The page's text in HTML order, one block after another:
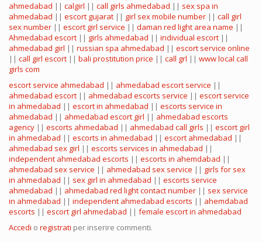
ahmedabad || calgirl || call girls ahmedabad || sex spa in
ahmedabad || escort gujarat || girl sex mobile number || call girl
sex number || escort girl service || daman red light area name ||
Ahmedabad escort || girls ahmedabad || individual escort ||
ahmedabad girl || russian spa ahmedabad || escort service online
|| call girl escort || bali prostitution price || call grl || www local call
girls com
escort service ahmedabad || ahmedabad escort service ||
ahmedabad escort || ahmedabad escorts service || escort service
in ahmedabad || escort in ahmedabad || escorts service in
ahmedabad || ahmedabad escort girl || ahmedabad escorts
agency || escorts ahmedabad || ahmedabad call girls || escort girl
in ahmedabad || escorts in ahmedabad || escort ahmedabad ||
ahmedabad sex girl || escorts services in ahmedabad ||
independent ahmedabad escorts || escorts in ahemdabad ||
ahmedabad sex service || ahmedabad sex service || girls for sex
in ahmedabad || sex girl in ahmedabad || escorts service
ahmedabad || ahmedabad red light contact number || sex service
in ahmedabad || independent ahmedabad escorts || ahemdabad
escorts || escort girl ahmedabad || female escort in ahmedabad
Accedi o registrati per inserire commenti.